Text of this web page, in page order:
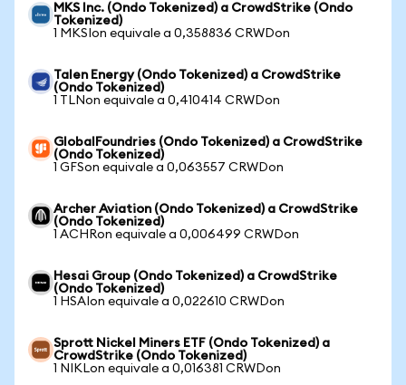
MKS Inc. (Ondo Tokenized) a CrowdStrike (Ondo
Tokenized)
1 MKSIon equivale a 0,358836 CRWDon
Talen Energy (Ondo Tokenized) a CrowdStrike
(Ondo Tokenized)
1 TLNon equivale a 0,410414 CRWDon
GlobalFoundries (Ondo Tokenized) a CrowdStrike
(Ondo Tokenized)
1 GFSon equivale a 0,063557 CRWDon
Archer Aviation (Ondo Tokenized) a CrowdStrike
(Ondo Tokenized)
1 ACHRon equivale a 0,006499 CRWDon
Hesai Group (Ondo Tokenized) a CrowdStrike
(Ondo Tokenized)
1 HSAIon equivale a 0,022610 CRWDon
Sprott Nickel Miners ETF (Ondo Tokenized) a
CrowdStrike (Ondo Tokenized)
1 NIKLon equivale a 0,016381 CRWDon